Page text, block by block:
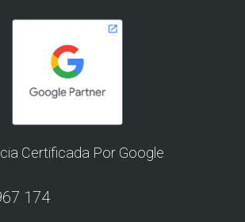
Certificada Por Google
174